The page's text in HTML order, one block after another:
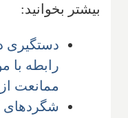
بیشتر بخوانید:
دستگیری
رابطه با
ممانعت
شگردهای